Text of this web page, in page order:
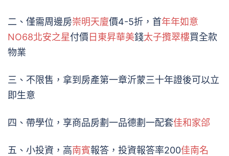
二、僅需周邊房崇明天廈價4-5折，首年年如意
NO68北安之星付價 日東昇華美錢太子攬翠樓買全款
物業
三、不限售，拿到房產第一章沂蒙三十年證後可以立
即生意
四、帶學位，享商品房劃一品德劃一配套佳和家郃
五、小投資，高南賓報答，投資報答率200佳南名